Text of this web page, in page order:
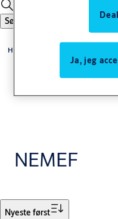
Søg
Home
NEMEF
Nyeste først
Ja, jeg